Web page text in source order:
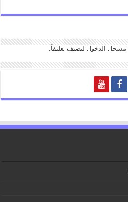
مسجل الدخوللتضيف تعليقاً.